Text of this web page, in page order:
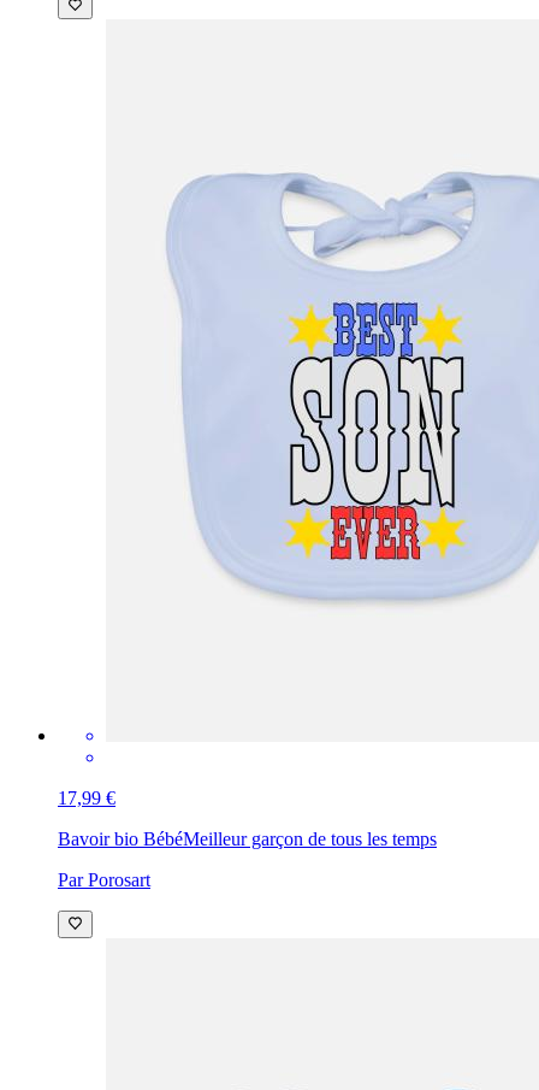
17,99 €
Bavoir bio BébéMeilleur garçon de tous les temps
Par Porosart